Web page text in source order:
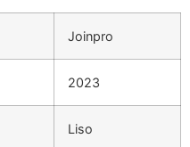
Joinpro
2023
Liso